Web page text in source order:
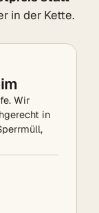
in der Kette.
Wir
in